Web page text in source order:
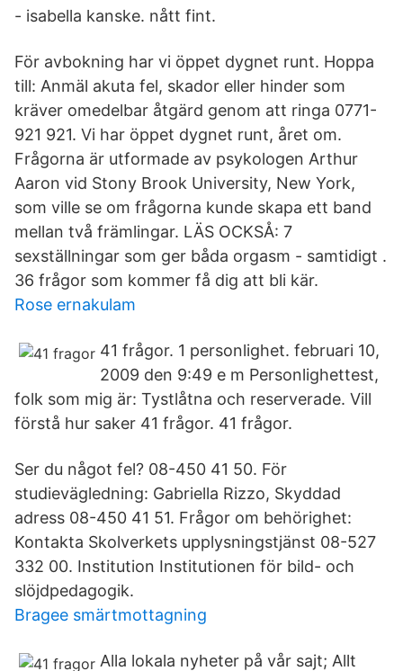
- isabella kanske. nått fint.
För avbokning har vi öppet dygnet runt. Hoppa
till: Anmäl akuta fel, skador eller hinder som
kräver omedelbar åtgärd genom att ringa 0771-
921 921. Vi har öppet dygnet runt, året om.
Frågorna är utformade av psykologen Arthur
Aaron vid Stony Brook University, New York,
som ville se om frågorna kunde skapa ett band
mellan två främlingar. LÄS OCKSÅ: 7
sexställningar som ger båda orgasm - samtidigt .
36 frågor som kommer få dig att bli kär.
Rose ernakulam
41 frågor. 1 personlighet. februari 10,
2009 den 9:49 e m Personlighettest,
folk som mig är: Tystlåtna och reserverade. Vill
förstå hur saker 41 frågor. 41 frågor.
Ser du något fel? 08-450 41 50. För
studievägledning: Gabriella Rizzo, Skyddad
adress 08-450 41 51. Frågor om behörighet:
Kontakta Skolverkets upplysningstjänst 08-527
332 00. Institution Institutionen för bild- och
slöjdpedagogik.
Bragee smärtmottagning
Alla lokala nyheter på vår sajt; Allt